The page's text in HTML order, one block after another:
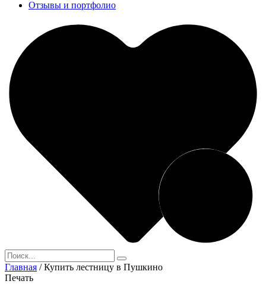
Отзывы и портфолио
Главная /Купить лестницу в Пушкино
Печать